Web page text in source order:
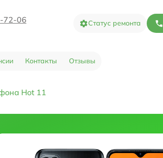
72-06 Статус ремонта
Контакты Отзывы
Hot 11